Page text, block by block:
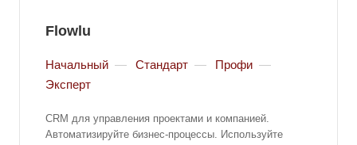
Flowlu
Начальный — Стандарт — Профи —
Эксперт
CRM для управления проектами и компанией.
Автоматизируйте бизнес-процессы. Используйте